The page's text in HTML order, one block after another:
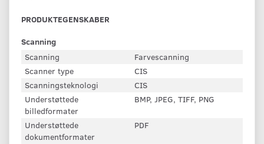
PRODUKTEGENSKABER
Scanning
Scanning
Farvescanning
Scanner type
CIS
Scanningsteknologi
CIS
Understøttede
billedformater
BMP, JPEG, TIFF, PNG
Understøttede
dokumentformater
PDF